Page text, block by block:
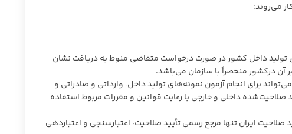
می‌روند:
قانون، صادرات کالاهای تولید داخل کشور در صورت درخواست متقاضی منوط به دریافت نشان
آن درکشور منحصراً با سازمان می‌باشد.
آن، سازمان می‌تواند برای انجام آزمون نمونه‌های تولید داخل، وارداتی و صادراتی و
صلاحیت‌شده داخلی و خارجی با رعایت قوانین و مقررات مربوط استفاده
(۹) قانون، مرکز ملی تأیید صلاحیت ایران تنها مرجع رسمی تأیید صلاحیت، اعتبارسنجی و اعتباردهی